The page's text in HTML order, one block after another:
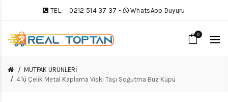
TEL: 0212 514 37 37 - WhatsApp Duyuru
0
MUTFAK ÜRÜNLERİ
4'lü Çelik Metal Kaplama Viski Taşı Soğutma Buz Küpü